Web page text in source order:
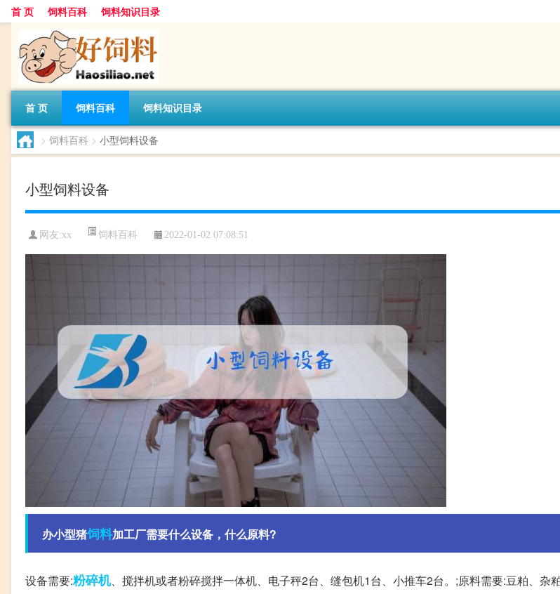
首 页 饲料百科 饲料知识目录
首 页 饲料百科 饲料知识目录
> 饲料百科 > 小型饲料设备
小型饲料设备
网友:xx 饲料百科 2022-01-02 07:08:51
办小型猪饲料加工厂需要什么设备，什么原料?
设备需要:粉碎机、搅拌机或者粉碎搅拌一体机、电子秤2台、缝包机1台、小推车2台。;原料需要:豆粕、杂